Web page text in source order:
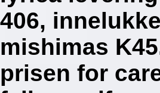
406,
mishimas
prisen for